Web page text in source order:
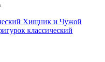
классический